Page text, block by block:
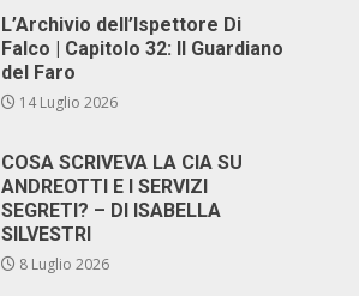
L’Archivio dell’Ispettore Di
Falco | Capitolo 32: Il Guardiano
del Faro
14 Luglio 2026
COSA SCRIVEVA LA CIA SU
ANDREOTTI E I SERVIZI
SEGRETI? – DI ISABELLA
SILVESTRI
8 Luglio 2026